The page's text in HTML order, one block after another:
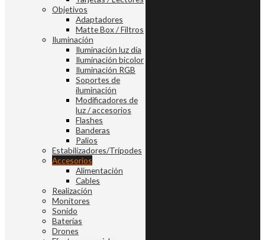
Objetivos
Adaptadores
Matte Box / Filtros
Iluminación
Iluminación luz día
Iluminación bicolor
Iluminación RGB
Soportes de
iluminación
Modificadores de
luz / accesorios
Flashes
Banderas
Palios
Estabilizadores/Trípodes
Accesorios
Alimentación
Cables
Realización
Monitores
Sonido
Baterías
Drones